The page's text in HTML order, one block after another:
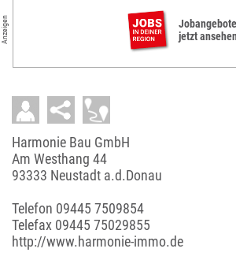
Anzeigen
Jobangebote
jetzt
Harmonie Bau GmbH
Am Westhang 44
93333 Neustadt a.d.Donau
Telefon 09445 7509854
Telefax 09445 75029855
http://www.harmonie-immo.de